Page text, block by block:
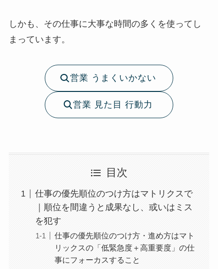
しかも、その仕事に大事な時間の多くを使ってし
まっています。
営業 うまくいかない
営業 見た目 行動力
目次
仕事の優先順位のつけ方はマトリクスで
｜順位を間違うと成果なし、或いはミス
を犯す
仕事の優先順位のつけ方・進め方はマト
リックスの「低緊急度＋高重要度」の仕
事にフォーカスすること